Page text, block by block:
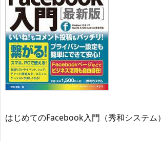
はじめてのFacebook入門（秀和システム）